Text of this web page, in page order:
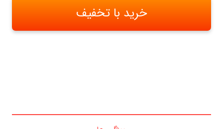
خرید با تخفیف